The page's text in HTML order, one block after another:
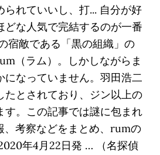
られていいし、打... 自分が好
どな人気で完結するのが一番
宿敵である「黒の組織」の
（ラム）。しかしながらま
になっていません。羽田浩二
たとされており、ジン以上の
す。この記事では謎に包まれ
、考察などをまとめ、rumの
年4月22日発 … （名探偵